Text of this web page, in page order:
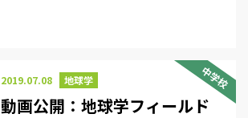
中学校
2019.07.08 地球学
動画公開：地球学フィールド